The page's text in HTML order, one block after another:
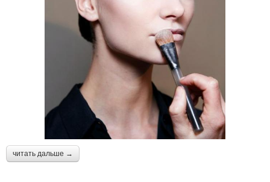
читать дальше →